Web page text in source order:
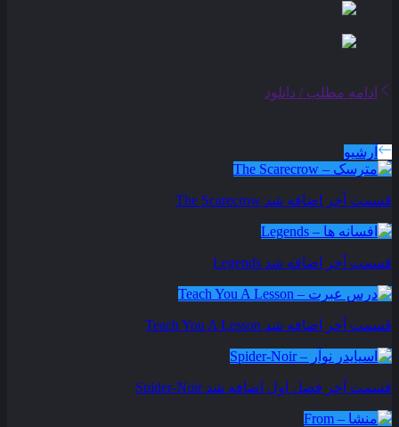
ادامه مطلب / دانلود
آرشیو
قسمت آخر اضافه شد The Scarecrow
قسمت آخر اضافه شد Legends
قسمت آخر اضافه شد Teach You A Lesson
قسمت آخر فصل اول اضافه شد Spider-Noir